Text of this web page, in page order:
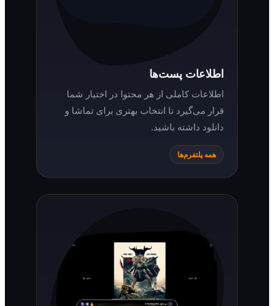
اطلاعات پست‌ها
اطلاعات کاملی از هر محتوا در اختیار شما
قرار می‌گیرد تا انتخاب بهتری برای تماشا و
دانلود داشته باشید.
همه پلتفرم‌ها